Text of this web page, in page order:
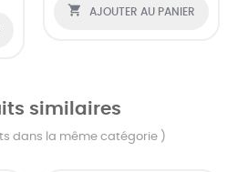
 AJOUTER AU PANIER
similaires
dans la même catégorie )